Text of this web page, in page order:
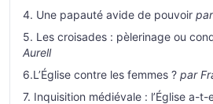
4. Une papauté avide de pouvoir
5. Les croisades : pèlerinage ou
Aurell
6.L’Église contre les femmes ? par
7. Inquisition médiévale : l’Église a-t-